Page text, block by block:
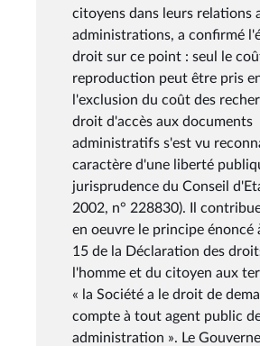
citoyens dans leurs relations
administrations, a confirmé
droit sur ce point : seul le
reproduction peut être pris
l'exclusion du coût des
droit d'accès aux documents
administratifs s'est vu
caractère d'une liberté
jurisprudence du Conseil
2002, n° 228830). Il
en oeuvre le principe énoncé
15 de la Déclaration des
l'homme et du citoyen aux
« la Société a le droit de
compte à tout agent public
administration ». Le